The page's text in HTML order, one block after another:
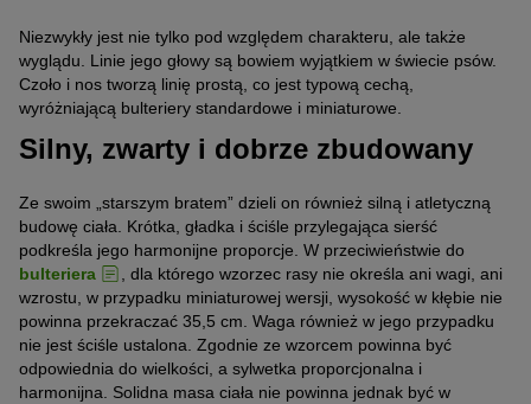
Niezwykły jest nie tylko pod względem charakteru, ale także
wyglądu. Linie jego głowy są bowiem wyjątkiem w świecie psów.
Czoło i nos tworzą linię prostą, co jest typową cechą,
wyróżniającą bulteriery standardowe i miniaturowe.
Silny, zwarty i dobrze zbudowany
Ze swoim „starszym bratem” dzieli on również silną i atletyczną
budowę ciała. Krótka, gładka i ściśle przylegająca sierść
podkreśla jego harmonijne proporcje. W przeciwieństwie do
bulteriera
, dla którego wzorzec rasy nie określa ani wagi, ani
wzrostu, w przypadku miniaturowej wersji, wysokość w kłębie nie
powinna przekraczać 35,5 cm. Waga również w jego przypadku
nie jest ściśle ustalona. Zgodnie ze wzorcem powinna być
odpowiednia do wielkości, a sylwetka proporcjonalna i
harmonijna. Solidna masa ciała nie powinna jednak być w